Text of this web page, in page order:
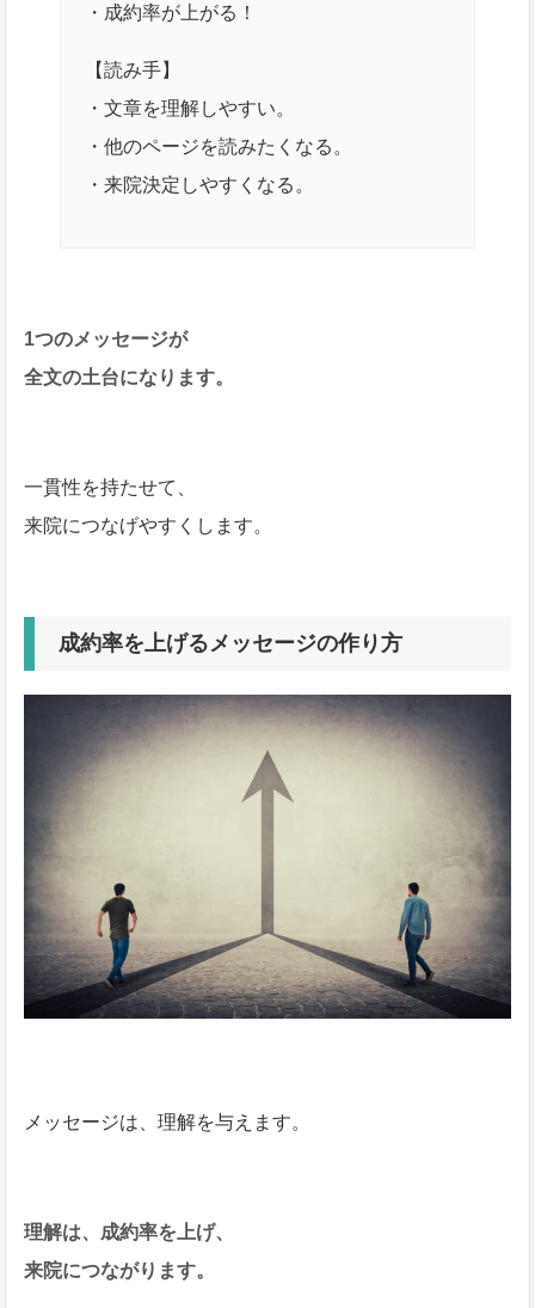
・成約率が上がる！
【読み手】
・文章を理解しやすい。
・他のページを読みたくなる。
・来院決定しやすくなる。
1つのメッセージが
全文の土台になります。
一貫性を持たせて、
来院につなげやすくします。
成約率を上げるメッセージの作り方
メッセージは、理解を与えます。
理解は、成約率を上げ、
来院につながります。